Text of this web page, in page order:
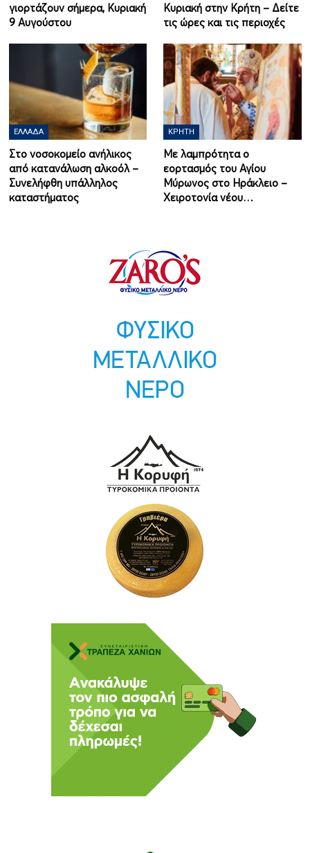
γιορτάζουν σήμερα, Κυριακή
9 Αυγούστου
Κυριακή στην Κρήτη – Δείτε
τις ώρες και τις περιοχές
ΕΛΛΆΔΑ
Στο νοσοκομείο ανήλικος
από κατανάλωση αλκοόλ –
Συνελήφθη υπάλληλος
καταστήματος
ΚΡΉΤΗ
Με λαμπρότητα ο
εορτασμός του Αγίου
Μύρωνος στο Ηράκλειο –
Χειροτονία νέου…